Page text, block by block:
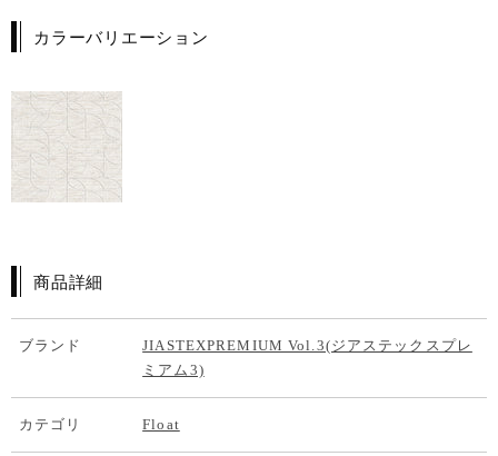
カラーバリエーション
商品詳細
ブランド
JIASTEXPREMIUM Vol.3(ジアステックスプレ
ミアム3)
カテゴリ Float